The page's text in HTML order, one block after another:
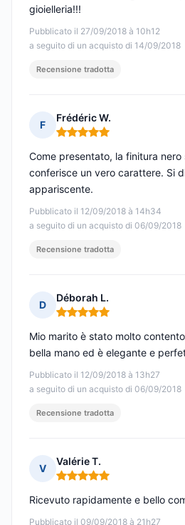
Pubblicato il 27/09/2018 à 10h12
a seguito di un acquisto di 14/09/2018
gioielleria!!!
Recensione tradotta
F
Frédéric W.
Nota: 5 su 5
Pubblicato il 12/09/2018 à 14h34
a seguito di un acquisto di 06/09/2018
Come presentato, la finitura
conferisce un vero carattere. Si
appariscente.
Recensione tradotta
D
Déborah L.
Nota: 5 su 5
Pubblicato il 12/09/2018 à 13h27
a seguito di un acquisto di 06/09/2018
Mio marito è stato molto
bella mano ed è elegante e
Recensione tradotta
V
Valérie T.
Nota: 5 su 5
Pubblicato il 09/09/2018 à 21h27
Ricevuto rapidamente e bello